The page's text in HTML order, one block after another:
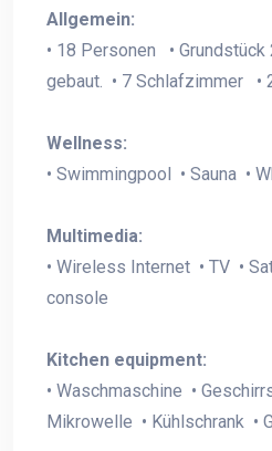
Allgemein:
• 18 Personen •
gebaut. • 7 Schlafzimmer •
Wellness:
• Swimmingpool • Sauna •
Multimedia:
• Wireless Internet • TV •
console
Kitchen equipment:
• Waschmaschine •
Mikrowelle • Kühlschrank •